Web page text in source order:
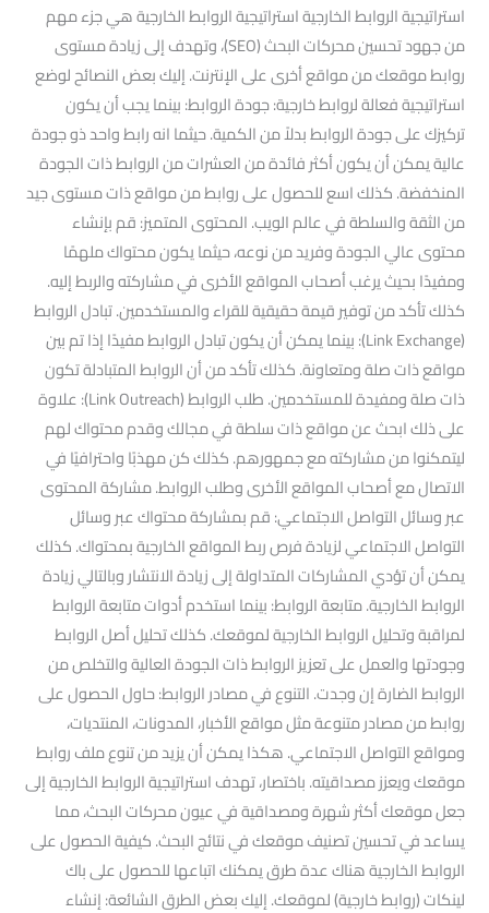
استراتيجية الروابط الخارجية استراتيجية الروابط الخارجية هي جزء مهم
من جهود تحسين محركات البحث (SEO)، وتهدف إلى زيادة مستوى
روابط موقعك من مواقع أخرى على الإنترنت. إليك بعض النصائح لوضع
استراتيجية فعالة لروابط خارجية: جودة الروابط: بينما يجب أن يكون
تركيزك على جودة الروابط بدلاً من الكمية. حيثما انه رابط واحد ذو جودة
عالية يمكن أن يكون أكثر فائدة من العشرات من الروابط ذات الجودة
المنخفضة. كذلك اسع للحصول على روابط من مواقع ذات مستوى جيد
من الثقة والسلطة في عالم الويب. المحتوى المتميز: قم بإنشاء
محتوى عالي الجودة وفريد من نوعه، حيثما يكون محتواك ملهمًا
ومفيدًا بحيث يرغب أصحاب المواقع الأخرى في مشاركته والربط إليه.
كذلك تأكد من توفير قيمة حقيقية للقراء والمستخدمين. تبادل الروابط
(Link Exchange): بينما يمكن أن يكون تبادل الروابط مفيدًا إذا تم بين
مواقع ذات صلة ومتعاونة. كذلك تأكد من أن الروابط المتبادلة تكون
ذات صلة ومفيدة للمستخدمين. طلب الروابط (Link Outreach): علاوة
على ذلك ابحث عن مواقع ذات سلطة في مجالك وقدم محتواك لهم
ليتمكنوا من مشاركته مع جمهورهم. كذلك كن مهذبًا واحترافيًا في
الاتصال مع أصحاب المواقع الأخرى وطلب الروابط. مشاركة المحتوى
عبر وسائل التواصل الاجتماعي: قم بمشاركة محتواك عبر وسائل
التواصل الاجتماعي لزيادة فرص ربط المواقع الخارجية بمحتواك. كذلك
يمكن أن تؤدي المشاركات المتداولة إلى زيادة الانتشار وبالتالي زيادة
الروابط الخارجية. متابعة الروابط: بينما استخدم أدوات متابعة الروابط
لمراقبة وتحليل الروابط الخارجية لموقعك. كذلك تحليل أصل الروابط
وجودتها والعمل على تعزيز الروابط ذات الجودة العالية والتخلص من
الروابط الضارة إن وجدت. التنوع في مصادر الروابط: حاول الحصول على
روابط من مصادر متنوعة مثل مواقع الأخبار، المدونات، المنتديات،
ومواقع التواصل الاجتماعي. هكذا يمكن أن يزيد من تنوع ملف روابط
موقعك ويعزز مصداقيته. باختصار، تهدف استراتيجية الروابط الخارجية إلى
جعل موقعك أكثر شهرة ومصداقية في عيون محركات البحث، مما
يساعد في تحسين تصنيف موقعك في نتائج البحث. كيفية الحصول على
الروابط الخارجية هناك عدة طرق يمكنك اتباعها للحصول على باك
لينكات (روابط خارجية) لموقعك. إليك بعض الطرق الشائعة: إنشاء